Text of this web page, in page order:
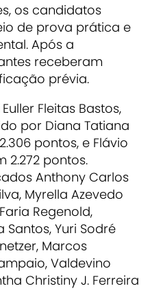
os candidatos
de prova prática e
Após a
receberam
prévia.
Fleitas Bastos,
por Diana Tatiana
pontos, e Flávio
2.272 pontos.
Anthony Carlos
Myrella Azevedo
Regenold,
Yuri Sodré
Marcos
Valdevino
Christiny J. Ferreira